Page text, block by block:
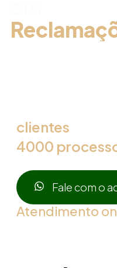
clientes
4000
Fale com o
Atendimento